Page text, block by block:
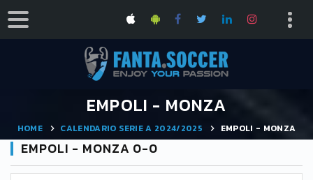
EMPOLI - MONZA
HOME CALENDARIO SERIE A 2024/2025 EMPOLI - MONZA
EMPOLI - MONZA 0-0